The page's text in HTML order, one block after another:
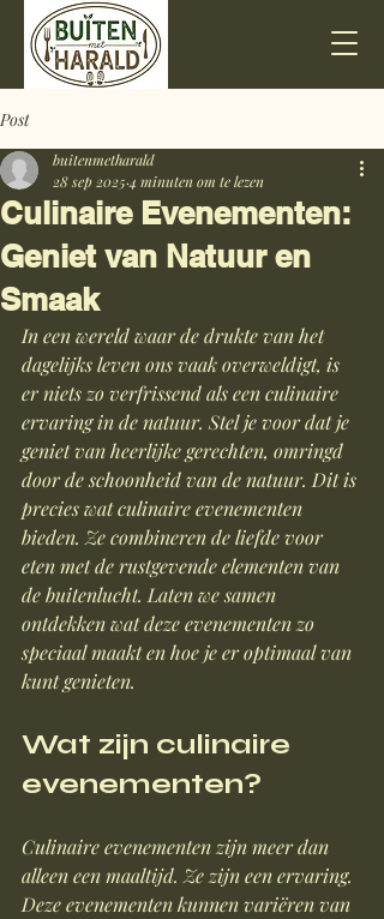
Post
Culinaire Evenementen:
Geniet van Natuur en
Smaak
buitenmetharald
28 sep 2025 4 minuten om te lezen
In een wereld waar de drukte van het
dagelijks leven ons vaak overweldigt, is
er niets zo verfrissend als een culinaire
ervaring in de natuur. Stel je voor dat je
geniet van heerlijke gerechten, omringd
door de schoonheid van de natuur. Dit is
precies wat culinaire evenementen
bieden. Ze combineren de liefde voor
eten met de rustgevende elementen van
de buitenlucht. Laten we samen
ontdekken wat deze evenementen zo
speciaal maakt en hoe je er optimaal van
kunt genieten.
Wat zijn culinaire
evenementen?
Culinaire evenementen zijn meer dan
alleen een maaltijd. Ze zijn een ervaring.
Deze evenementen kunnen variëren van